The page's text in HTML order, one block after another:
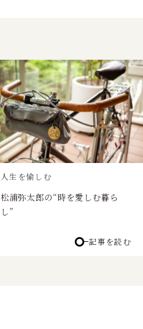
人生を愉しむ
松浦弥太郎の“時を愛しむ暮ら
し”
記事を読む